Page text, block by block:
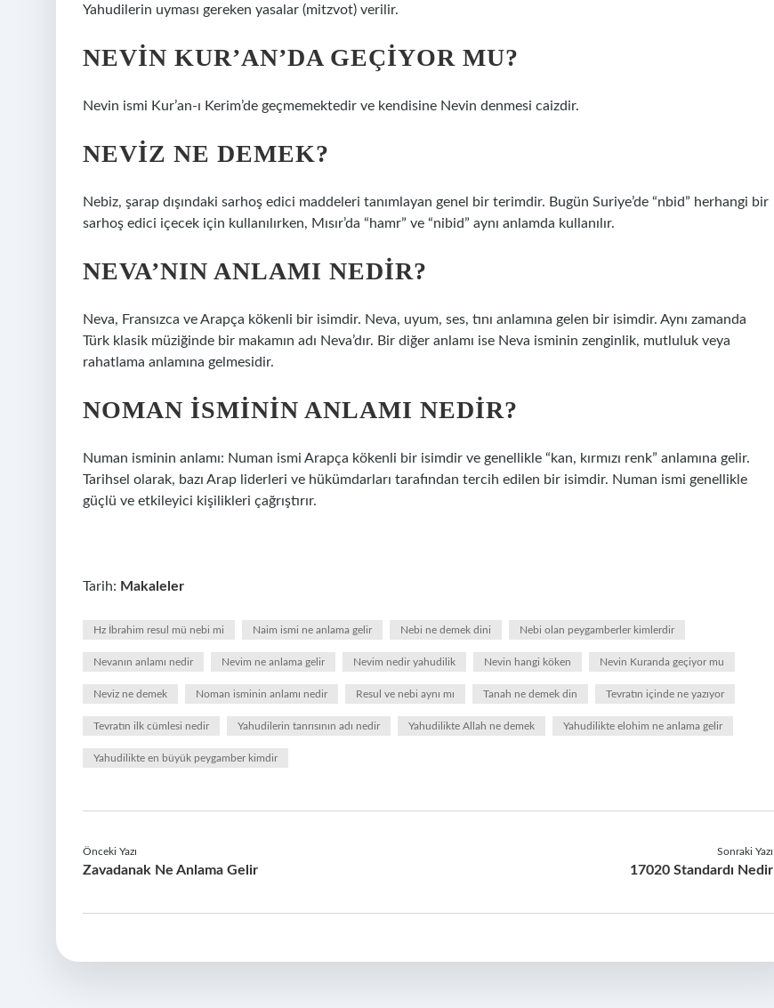
Yahudilerin uyması gereken yasalar (mitzvot) verilir.
NEVIN KUR’AN’DA GEÇIYOR MU?
Nevin ismi Kur’an-ı Kerim’de geçmemektedir ve kendisine Nevin denmesi caizdir.
NEVIZ NE DEMEK?
Nebiz, şarap dışındaki sarhoş edici maddeleri tanımlayan genel bir terimdir. Bugün Suriye’de “nbid” herhangi bir
sarhoş edici içecek için kullanılırken, Mısır’da “hamr” ve “nibid” aynı anlamda kullanılır.
NEVA’NIN ANLAMI NEDIR?
Neva, Fransızca ve Arapça kökenli bir isimdir. Neva, uyum, ses, tını anlamına gelen bir isimdir. Aynı zamanda
Türk klasik müziğinde bir makamın adı Neva’dır. Bir diğer anlamı ise Neva isminin zenginlik, mutluluk veya
rahatlama anlamına gelmesidir.
NOMAN ISMININ ANLAMI NEDIR?
Numan isminin anlamı: Numan ismi Arapça kökenli bir isimdir ve genellikle “kan, kırmızı renk” anlamına gelir.
Tarihsel olarak, bazı Arap liderleri ve hükümdarları tarafından tercih edilen bir isimdir. Numan ismi genellikle
güçlü ve etkileyici kişilikleri çağrıştırır.
Tarih: Makaleler
Hz İbrahim resul mü nebi mi Naim ismi ne anlama gelir Nebi ne demek dini Nebi olan peygamberler kimlerdir
Nevanın anlamı nedir Nevim ne anlama gelir Nevim nedir yahudilik Nevin hangi köken Nevin Kuranda geçiyor mu
Neviz ne demek Noman isminin anlamı nedir Resul ve nebi aynı mı Tanah ne demek din Tevratın içinde ne yazıyor
Tevratın ilk cümlesi nedir Yahudilerin tanrısının adı nedir Yahudilikte Allah ne demek Yahudilikte elohim ne anlama gelir
Yahudilikte en büyük peygamber kimdir
Önceki Yazı
Zavadanak Ne Anlama Gelir
Sonraki Yazı
17020 Standardı Nedir